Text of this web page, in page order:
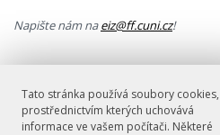
Tato stránka používá soubory cookies,
prostřednictvím kterých uchovává
informace ve vašem počítači. Některé
Napište nám naeiz@ff.cuni.cz!